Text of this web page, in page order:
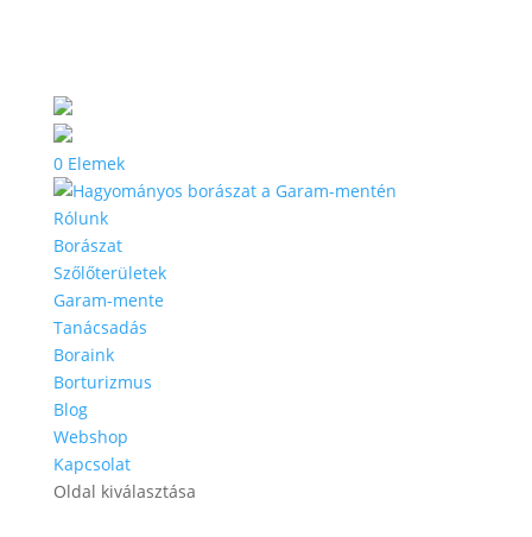
0 Elemek
Rólunk
Borászat
Szőlőterületek
Garam-mente
Tanácsadás
Boraink
Borturizmus
Blog
Webshop
Kapcsolat
Oldal kiválasztása